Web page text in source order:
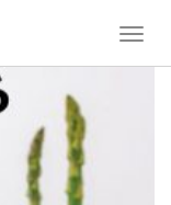
T